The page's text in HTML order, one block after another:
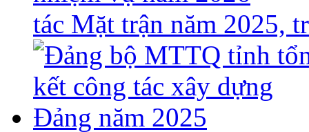
tác Mặt trận năm 2025,